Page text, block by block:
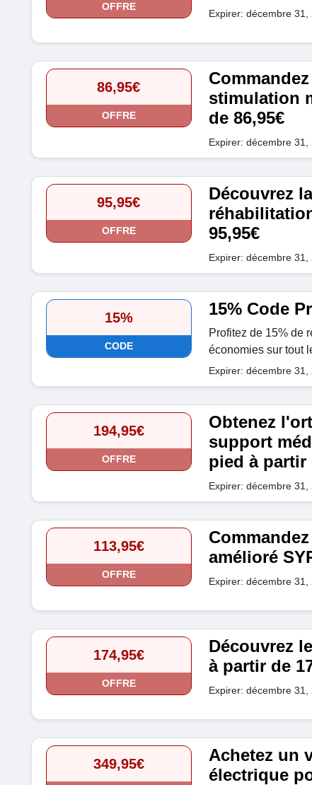
OFFRE
Expirer: décembre 31,
86,95€
OFFRE
stimulation
de 86,95€
Expirer: décembre 31,
95,95€
OFFRE
Découvrez
95,95€
Expirer: décembre 31,
15%
CODE
15% Code
Profitez de 15% de
économies sur tout
Expirer: décembre 31,
194,95€
OFFRE
Obtenez
support
pied à partir
Expirer: décembre 31,
113,95€
OFFRE
amélioré
Expirer: décembre 31,
174,95€
OFFRE
Découvrez
à partir de
Expirer: décembre 31,
349,95€
Achetez un
électrique